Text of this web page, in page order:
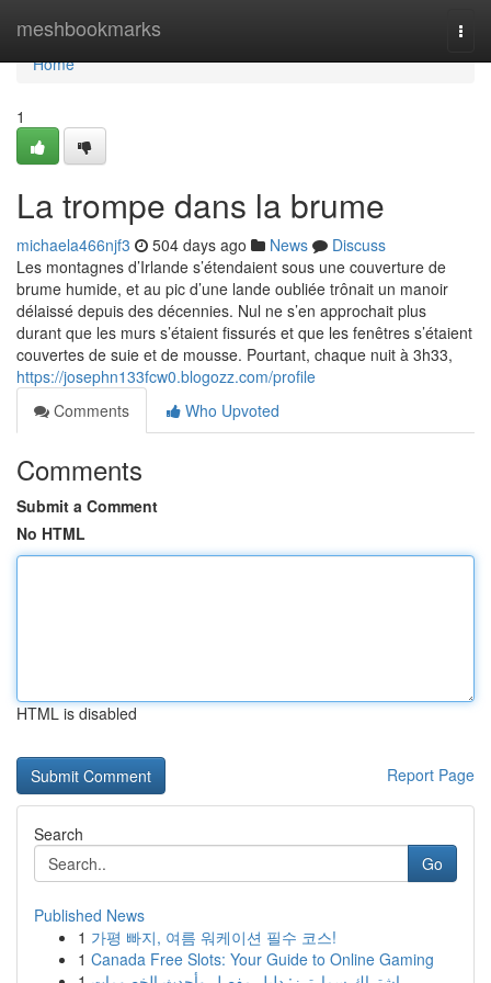
meshbookmarks
Home
Home
1
La trompe dans la brume
michaela466njf3 504 days ago News
Discuss
Les montagnes d’Irlande s’étendaient sous une couverture de
brume humide, et au pic d’une lande oubliée trônait un manoir
délaissé depuis des décennies. Nul ne s’en approchait plus
durant que les murs s’étaient fissurés et que les fenêtres s’étaient
couvertes de suie et de mousse. Pourtant, chaque nuit à 3h33,
https://josephn133fcw0.blogozz.com/profile
Comments
Who Upvoted
Comments
Submit a Comment
No HTML
HTML is disabled
Report Page
Search
Go
Published News
1 가평 빠지, 여름 워케이션 필수 코스!
1 Canada Free Slots: Your Guide to Online Gaming